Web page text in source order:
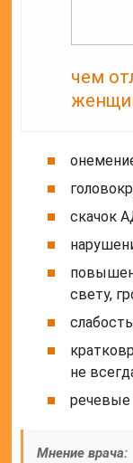
чем
скачок
свету,
не
речевые
Мнение врача: